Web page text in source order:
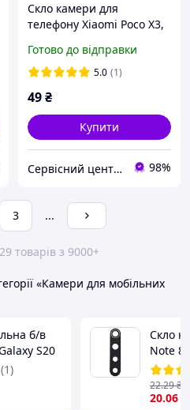
Скло камери для
телефону Xiaomi Poco X3,
Готово до відправки
5.0 (1)
49₴
Купити
Сервісний центр Екран 98%
3 ...
товарів з 9000+
«Камери для мобільних
б/в
S20
(1)
Скло
Note 8
/
20.06
22.29₴